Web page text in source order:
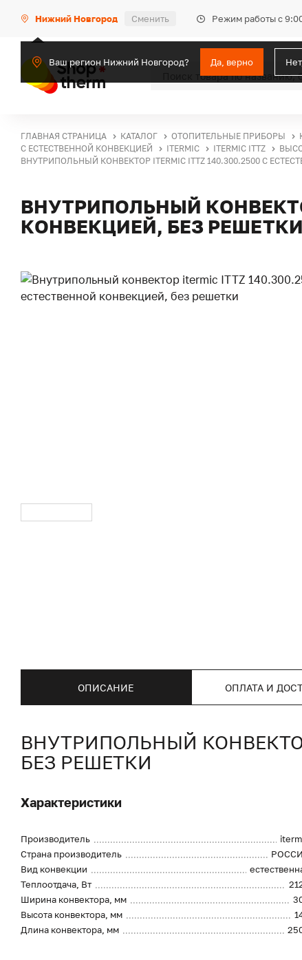
Нижний Новгород Сменить Режим работы с
Ваш регион Нижний Новгород? Да, верно
ГЛАВНАЯ СТРАНИЦА КАТАЛОГ ОТОПИТЕЛЬНЫЕ ПРИБОРЫ
С ЕСТЕСТВЕННОЙ КОНВЕКЦИЕЙ
ITERMIC ITERMIC ITTZ
ВНУТРИПОЛЬНЫЙ КОНВЕКТОР ITERMIC ITTZ 140.300.2500 С
ВНУТРИПОЛЬНЫЙ
КОНВЕКЦИЕЙ, БЕЗ РЕШЕТКИ
ОПИСАНИЕ ОПЛАТА И
ВНУТРИПОЛЬНЫЙ
БЕЗ РЕШЕТКИ
Характеристики
Производитель
Страна производитель
Вид конвекции
Теплоотдача, Вт
Ширина конвектора, мм
Высота конвектора, мм
Длина конвектора, мм